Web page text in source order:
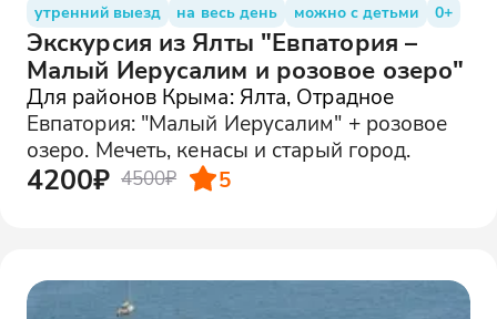
утренний выезд
на весь день можно с детьми 0+
Экскурсия из Ялты "Евпатория –
Малый Иерусалим и розовое озеро"
Для районов Крыма: Ялта, Отрадное
Евпатория: "Малый Иерусалим" + розовое
озеро. Мечеть, кенасы и старый город.
4200₽ 4500₽ 5